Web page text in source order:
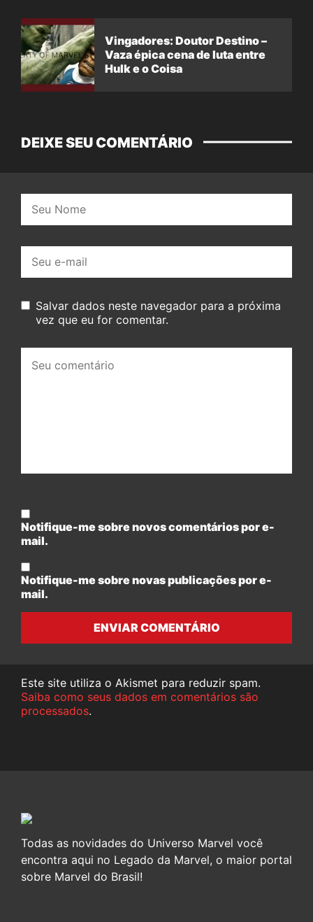
Vingadores: Doutor Destino –
Vaza épica cena de luta entre
Hulk e o Coisa
DEIXE SEU COMENTÁRIO
mail:
Salvar dados neste navegador para a próxima
vez que eu for comentar.
comentário:
Notifique-me sobre novos comentários por e-
mail.
Notifique-me sobre novas publicações por e-
mail.
ENVIAR COMENTÁRIO
Este site utiliza o Akismet para reduzir spam.
Saiba como seus dados em comentários são
processados.
Todas as novidades do Universo Marvel você
encontra aqui no Legado da Marvel, o maior portal
sobre Marvel do Brasil!